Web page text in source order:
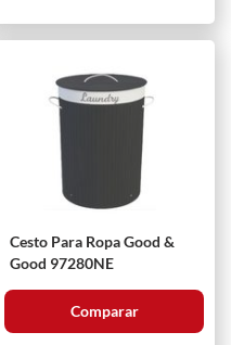
Cesto Para Ropa Good &
Good 97280NE
Comparar